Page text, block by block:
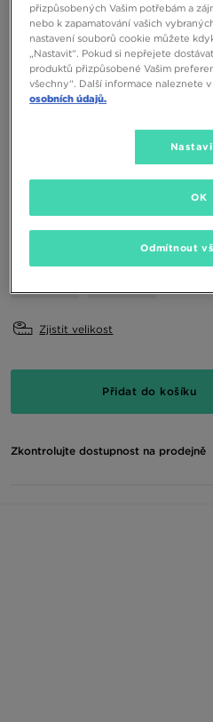
VANS MTE SK8-HI®
2290 Kč
Dostupné Barvy
42,5
Zjistit velikost
Přidat do košíku
Zkontrolujte dostupnost na prodejně
přizpůsobených Vašim potřebám a
nebo k zapamatování vašich
nastavení souborů cookie můžete
„Nastavit“. Pokud si nepřejete
produktů přizpůsobené Vašim
všechny“. Další informace naleznete v
osobních údajů.
Odmítnout
OK